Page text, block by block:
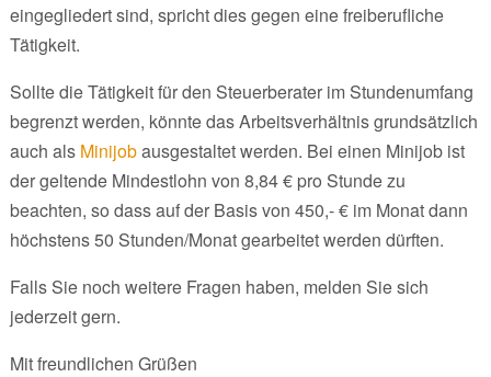
eingegliedert sind, spricht dies gegen eine freiberufliche
Tätigkeit.
Sollte die Tätigkeit für den Steuerberater im Stundenumfang
begrenzt werden, könnte das Arbeitsverhältnis grundsätzlich
auch als Minijobausgestaltet werden. Bei einen Minijob ist
der geltende Mindestlohn von 8,84 € pro Stunde zu
beachten, so dass auf der Basis von 450,- € im Monat dann
höchstens 50 Stunden/Monat gearbeitet werden dürften.
Falls Sie noch weitere Fragen haben, melden Sie sich
jederzeit gern.
Mit freundlichen Grüßen